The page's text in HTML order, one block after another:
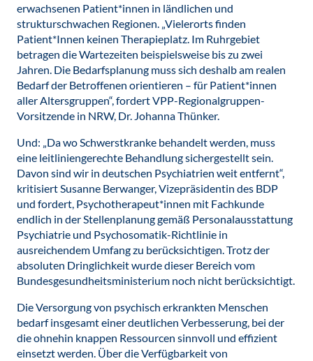
erwachsenen Patient*innen in ländlichen und
strukturschwachen Regionen. „Vielerorts finden
Patient*Innen keinen Therapieplatz. Im Ruhrgebiet
betragen die Wartezeiten beispielsweise bis zu zwei
Jahren. Die Bedarfsplanung muss sich deshalb am realen
Bedarf der Betroffenen orientieren – für Patient*innen
aller Altersgruppen“, fordert VPP-Regionalgruppen-
Vorsitzende in NRW, Dr. Johanna Thünker.
Und: „Da wo Schwerstkranke behandelt werden, muss
eine leitliniengerechte Behandlung sichergestellt sein.
Davon sind wir in deutschen Psychiatrien weit entfernt“,
kritisiert Susanne Berwanger, Vizepräsidentin des BDP
und fordert, Psychotherapeut*innen mit Fachkunde
endlich in der Stellenplanung gemäß Personalausstattung
Psychiatrie und Psychosomatik-Richtlinie in
ausreichendem Umfang zu berücksichtigen. Trotz der
absoluten Dringlichkeit wurde dieser Bereich vom
Bundesgesundheitsministerium noch nicht berücksichtigt.
Die Versorgung von psychisch erkrankten Menschen
bedarf insgesamt einer deutlichen Verbesserung, bei der
die ohnehin knappen Ressourcen sinnvoll und effizient
einsetzt werden. Über die Verfügbarkeit von